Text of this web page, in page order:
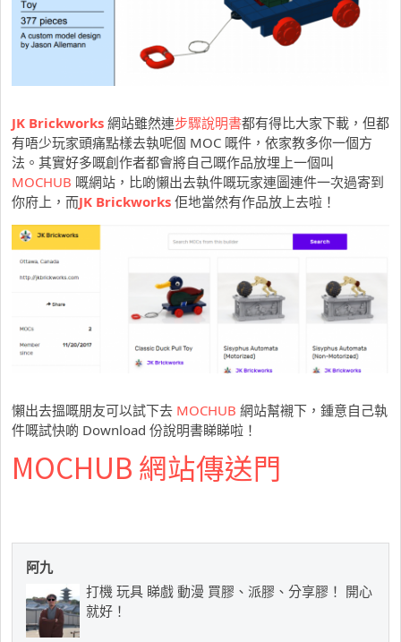
JK Brickworks 網站雖然連步驟說明書都有得比大家下載，但都
有唔少玩家頭痛點樣去執呢個 MOC 嘅件，依家教多你一個方
法。其實好多嘅創作者都會將自己嘅作品放埋上一個叫
MOCHUB 嘅網站，比啲懶出去執件嘅玩家連圖連件一次過寄到
你府上，而JK Brickworks 佢地當然有作品放上去啦！
懶出去搵嘅朋友可以試下去 MOCHUB 網站幫襯下，鍾意自己執
件嘅試快啲 Download 份說明書睇睇啦！
MOCHUB 網站傳送門
阿九
打機 玩具 睇戲 動漫 買膠、派膠、分享膠！ 開心
就好！